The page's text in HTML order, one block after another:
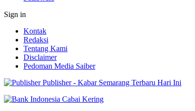
Sign in
Kontak
Redaksi
Tentang Kami
Disclaimer
Pedoman Media Saiber
Publisher - Kabar Semarang Terbaru Hari Ini